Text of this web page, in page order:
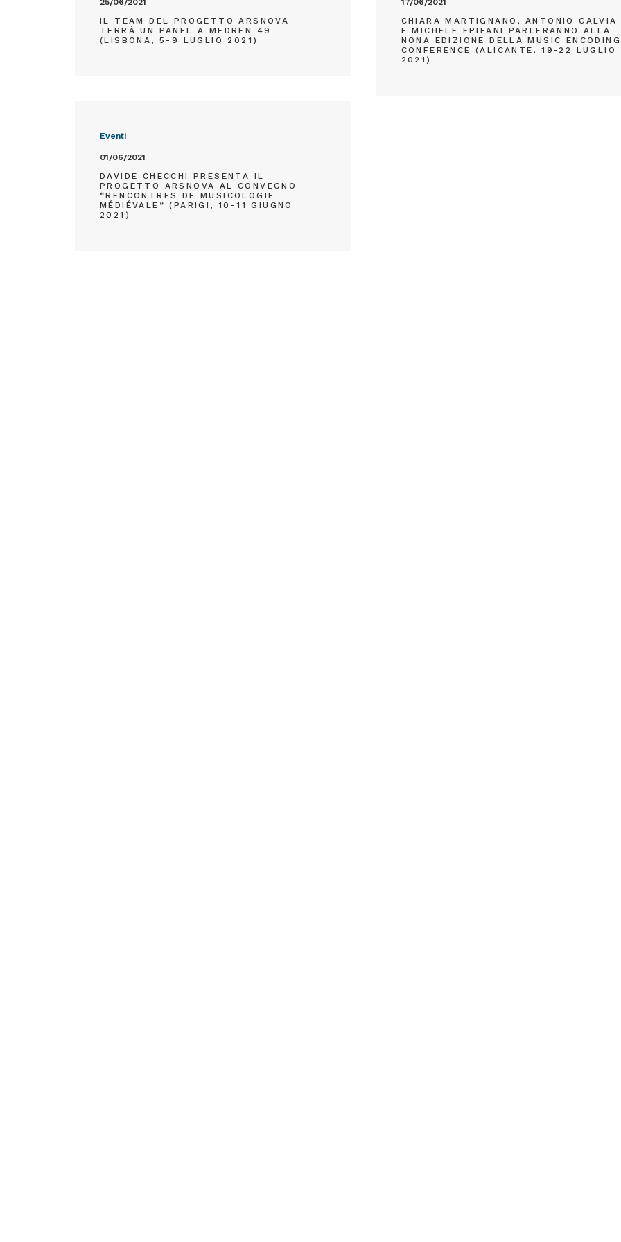
25/06/2021
IL TEAM DEL PROGETTO ARSNOVA
TERRÀ UN PANEL A MEDREN 49
(LISBONA, 5-9 LUGLIO 2021)
17/06/2021
CHIARA MARTIGNANO, ANTONIO CALVIA
E MICHELE EPIFANI PARLERANNO ALLA
NONA EDIZIONE DELLA MUSIC ENCODING
CONFERENCE (ALICANTE, 19-22 LUGLIO
2021)
Eventi
01/06/2021
DAVIDE CHECCHI PRESENTA IL
PROGETTO ARSNOVA AL CONVEGNO
“RENCONTRES DE MUSICOLOGIE
MÉDIÉVALE” (PARIGI, 10-11 GIUGNO
2021)